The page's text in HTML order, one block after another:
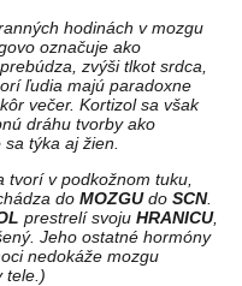
hodinách v mozgu
označuje ako
zvýši tlkot srdca,
ľudia majú paradoxne
večer. Kortizol sa však
dráhu tvorby ako
sa týka aj žien.
tvorí v podkožnom tuku,
do MOZGUdo SCN.
prestrelí svoju HRANICU,
Jeho ostatné hormóny
nedokáže mozgu
tele.)